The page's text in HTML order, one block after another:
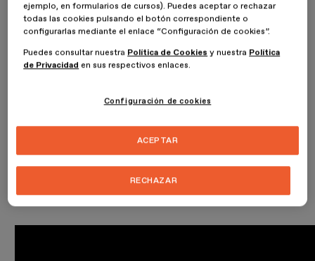
Madrid. Después de 4 días de trabajo y dedicación, los 3 equipos
Agradecemos a todos los alumnos por participar.
ejemplo, en formularios de cursos). Puedes aceptar o rechazar
todas las cookies pulsando el botón correspondiente o
configurarlas mediante el enlace “Configuración de cookies”.
Puedes consultar nuestra Política de Cookies y nuestra Política
de Privacidad en sus respectivos enlaces.
Configuración de cookies
RECHAZAR
ACEPTAR